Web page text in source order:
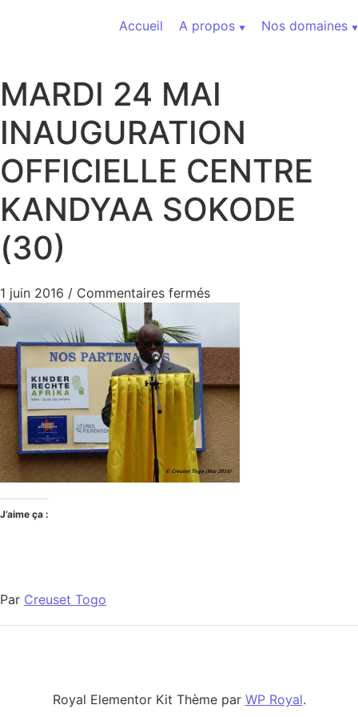
Accueil
A propos Nos domaines
MARDI 24 MAI
INAUGURATION
OFFICIELLE CENTRE
KANDYAA SOKODE
(30)
1 juin 2016 / Commentaires ferméssur MARDI 24 MAI
J’aime ça :
Par Creuset Togo
Royal Elementor Kit Thème par WP Royal.